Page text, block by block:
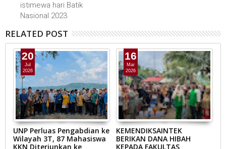
istimewa hari Batik
Nasional 2023.
RELATED POST
20
Jul
2026
UNP Perluas Pengabdian ke
Wilayah 3T, 87 Mahasiswa
KKN Diterjunkan ke
16
Mar
2026
KEMENDIKSAINTEK
BERIKAN DANA HIBAH
KEPADA FAKULTAS